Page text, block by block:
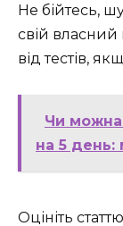
Не бійтесь,
свій власний
від тестів,
Чи можна
на 5 день:
Оцініть статтю